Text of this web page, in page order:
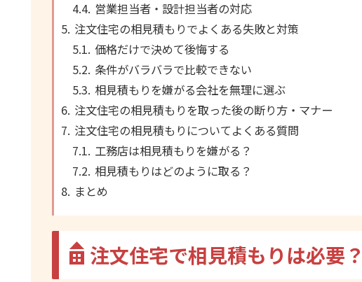
営業担当者・設計担当者の対応
注文住宅の相見積もりでよくある失敗と対策
価格だけで決めて後悔する
条件がバラバラで比較できない
相見積もりを嫌がる会社を無理に選ぶ
注文住宅の相見積もりを取った後の断り方・マナー
注文住宅の相見積もりについてよくある質問
工務店は相見積もりを嫌がる？
相見積もりはどのように取る？
まとめ
注文住宅で相見積もりは必要？